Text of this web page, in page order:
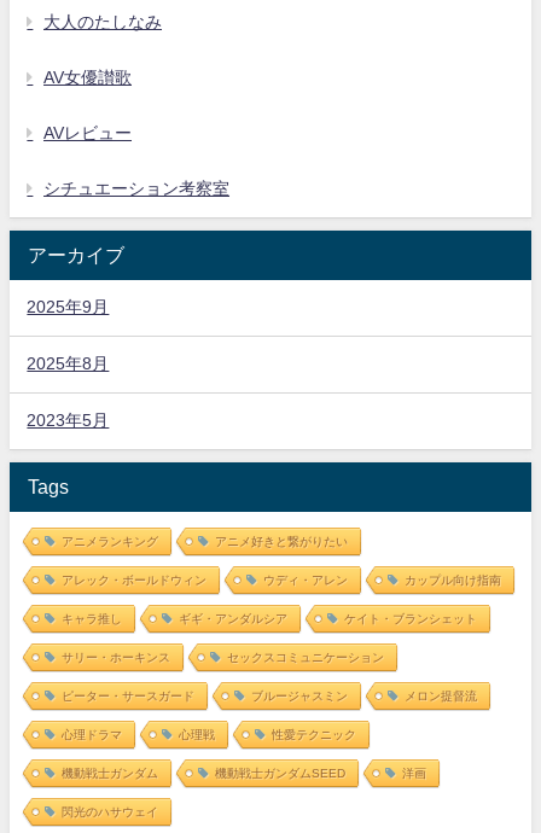
大人のたしなみ
AV女優讃歌
AVレビュー
シチュエーション考察室
アーカイブ
2025年9月
2025年8月
2023年5月
Tags
アニメランキング アニメ好きと繋がりたい
アレック・ボールドウィン ウディ・アレン カップル向け指南
キャラ推し ギギ・アンダルシア ケイト・ブランシェット
サリー・ホーキンス セックスコミュニケーション
ピーター・サースガード ブルージャスミン メロン提督流
心理ドラマ 心理戦 性愛テクニック
機動戦士ガンダム 機動戦士ガンダムSEED 洋画
閃光のハサウェイ